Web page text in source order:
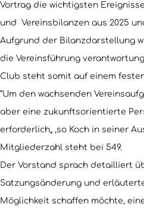
Vortrag die wichtigsten
und Vereinsbilanzen aus 2025
Aufgrund der Bilanzdarstellung
die Vereinsführung
Club steht somit auf einem
“Um den wachsenden
aber eine zukunftsorientierte
erforderlich„ ,so Koch in seiner
Mitgliederzahl steht bei 549.
Der Vorstand sprach detailliert
Satzungsänderung und
Möglichkeit schaffen möchte,